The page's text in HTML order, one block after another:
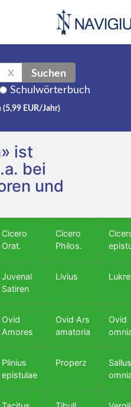
X Suchen
Schulwörterbuch
EUR/Jahr)
ist
bei
und
Cicero
Orat.
Cicero
Philos.
Juvenal
Satiren
Livius
Ovid
Amores
Ovid Ars
amatoria
Ovid
Plinius
epistulae
Properz